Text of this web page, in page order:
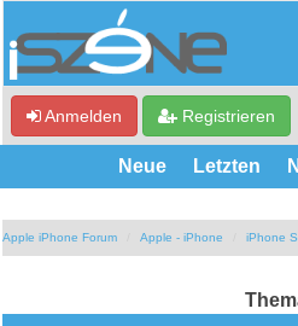
Anmelden Registrieren
Neue Letzten
Apple iPhone Forum Apple - iPhone iPhone